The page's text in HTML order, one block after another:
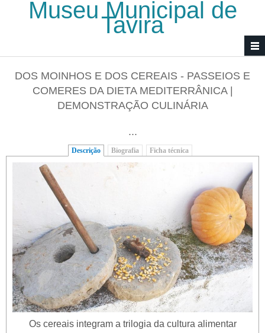
Passar para o conteúdo principal
Museu Municipal de
Tavira
DOS MOINHOS E DOS CEREAIS - PASSEIOS E
COMERES DA DIETA MEDITERRÂNICA |
DEMONSTRAÇÃO CULINÁRIA
...
Descrição (separador ativo)
Biografia Ficha técnica
Os cereais integram a trilogia da cultura alimentar